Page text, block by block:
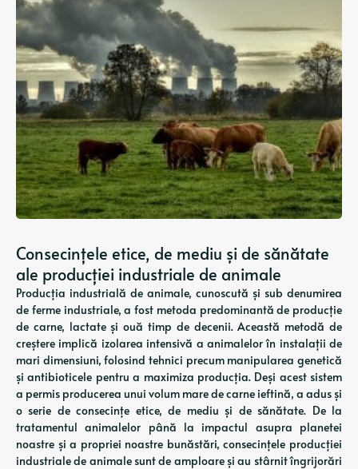
Consecințele etice, de mediu și de sănătate
ale producției industriale de animale
Producția industrială de animale, cunoscută și sub denumirea
de ferme industriale, a fost metoda predominantă de producție
de carne, lactate și ouă timp de decenii. Această metodă de
creștere implică izolarea intensivă a animalelor în instalații de
mari dimensiuni, folosind tehnici precum manipularea genetică
și antibioticele pentru a maximiza producția. Deși acest sistem
a permis producerea unui volum mare de carne ieftină, a adus și
o serie de consecințe etice, de mediu și de sănătate. De la
tratamentul animalelor până la impactul asupra planetei
noastre și a propriei noastre bunăstări, consecințele producției
industriale de animale sunt de amploare și au stârnit îngrijorări